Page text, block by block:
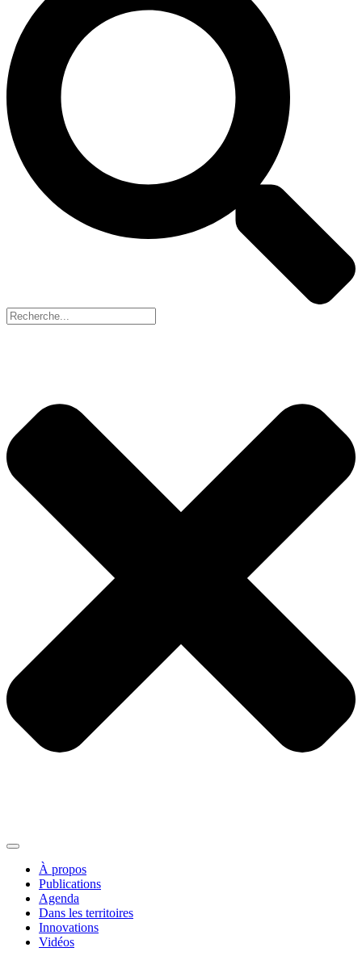
À propos
Publications
Agenda
Dans les territoires
Innovations
Vidéos